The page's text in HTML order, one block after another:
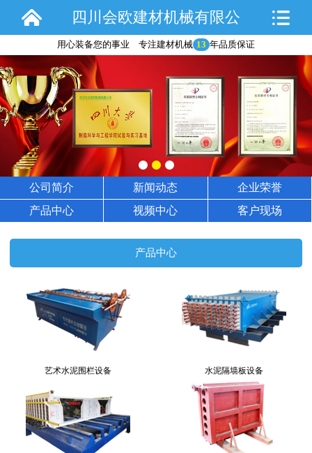
四川会欧建材机械有限公
司
用心装备您的事业 专注建材机械 13 年品质保证
公司简介 新闻动态
企业荣誉
产品中心
视频中心 客户现场
产品中心
艺术水泥围栏设备 水泥隔墙板设备